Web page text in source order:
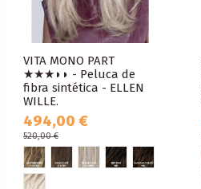
VITA MONO PART
★★★◗◗ - Peluca de
fibra sintética - ELLEN
WILLE.
494,00 €
520,00 €